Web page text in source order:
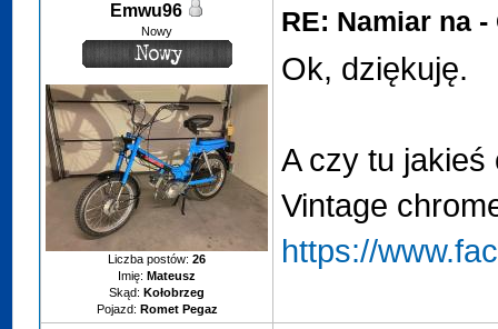
Emwu96
Nowy
Liczba postów:26
Imię: Mateusz
Skąd: Kołobrzeg
Pojazd: Romet Pegaz
RE: Namiar na
Ok, dziękuję.
A czy tu jakieś
Vintage
https://